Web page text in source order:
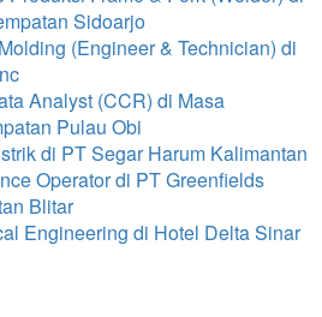
Sidoarjo
(Engineer & Technician) di
Analyst (CCR) di Masa
Pulau Obi
di PT Segar Harum Kalimantan
Operator di PT Greenfields
Blitar
Engineering di Hotel Delta Sinar